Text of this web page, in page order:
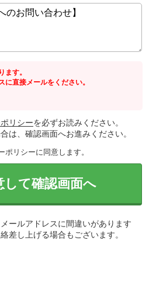
ます。
に直接メールをください。
リシーを必ずお読みください。
は、確認画面へお進みください。
ポリシーに同意します。
して確認画面へ
ールアドレスに間違いがあります
差し上げる場合もございます。